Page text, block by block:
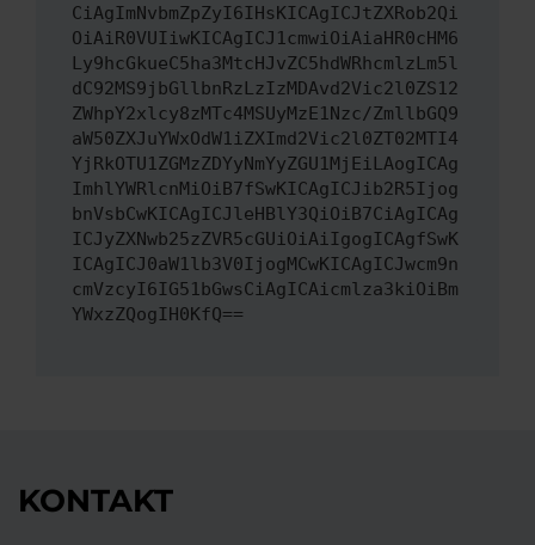
CiAgImNvbmZpZyI6IHsKICAgICJtZXRob2Qi
OiAiR0VUIiwKICAgICJ1cmwiOiAiaHR0cHM6
Ly9hcGkueC5ha3MtcHJvZC5hdWRhcmlzLm5l
dC92MS9jbGllbnRzLzIzMDAvd2Vic2l0ZS12
ZWhpY2xlcy8zMTc4MSUyMzE1Nzc/ZmllbGQ9
aW50ZXJuYWxOdW1iZXImd2Vic2l0ZT02MTI4
YjRkOTU1ZGMzZDYyNmYyZGU1MjEiLAogICAg
ImhlYWRlcnMiOiB7fSwKICAgICJib2R5Ijog
bnVsbCwKICAgICJleHBlY3QiOiB7CiAgICAg
ICJyZXNwb25zZVR5cGUiOiAiIgogICAgfSwK
ICAgICJ0aW1lb3V0IjogMCwKICAgICJwcm9n
cmVzcyI6IG51bGwsCiAgICAicmlza3kiOiBm
YWxzZQogIH0KfQ==
KONTAKT